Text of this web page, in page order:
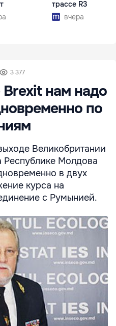
трассе R3
вчера
3 377
нам надо
по
Великобритании
Республике Молдова
в двух
курса на
с Румынией.